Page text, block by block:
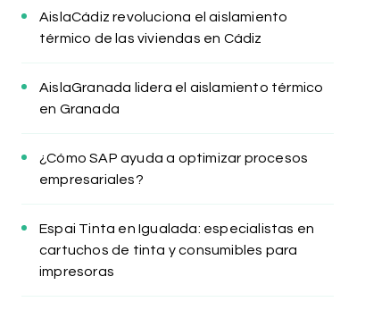
AislaCádiz revoluciona el aislamiento
térmico de las viviendas en Cádiz
AislaGranada lidera el aislamiento térmico
en Granada
¿Cómo SAP ayuda a optimizar procesos
empresariales?
Espai Tinta en Igualada: especialistas en
cartuchos de tinta y consumibles para
impresoras